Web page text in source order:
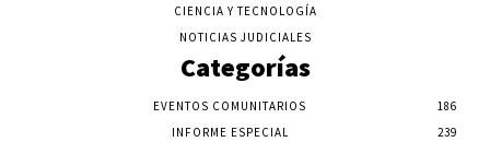
CIENCIA Y TECNOLOGÍA
NOTICIAS JUDICIALES
Categorías
EVENTOS COMUNITARIOS
186
INFORME ESPECIAL
239